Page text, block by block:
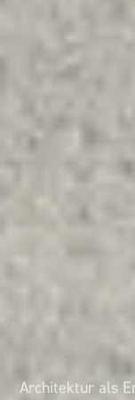
Architektur als